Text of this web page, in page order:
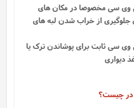
وی سی مخصوصا در مکان های
جلوگیری از خراب شدن لبه های
وی سی ثابت برای پوشاندن ترک یا
دیواری
در چیست؟